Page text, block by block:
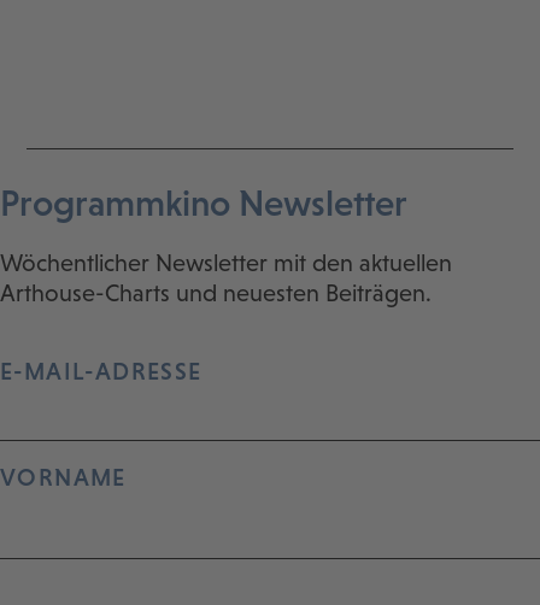
Programmkino Newsletter
Wöchentlicher Newsletter mit den aktuellen
Arthouse-Charts und neuesten Beiträgen.
E-MAIL-ADRESSE
VORNAME